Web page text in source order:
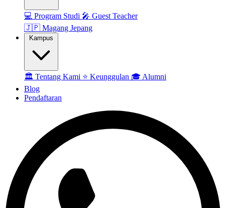
💻 Program Studi 🎤 Guest Teacher
🇯🇵 Magang Jepang
🏛️ Tentang Kami ⭐ Keunggulan 🎓 Alumni
Blog
Pendaftaran